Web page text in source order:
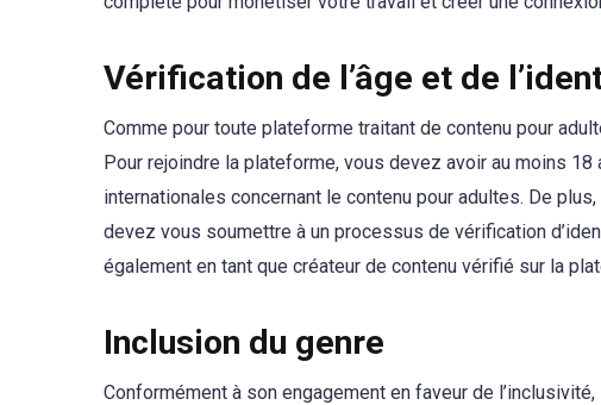
Vérification de l’âge et de
Comme pour toute plateforme traitant de contenu pour
Pour rejoindre la plateforme, vous devez avoir au moins
internationales concernant le contenu pour adultes. De
devez vous soumettre à un processus de vérification
également en tant que créateur de contenu vérifié sur la
Inclusion du genre
Conformément à son engagement en faveur de